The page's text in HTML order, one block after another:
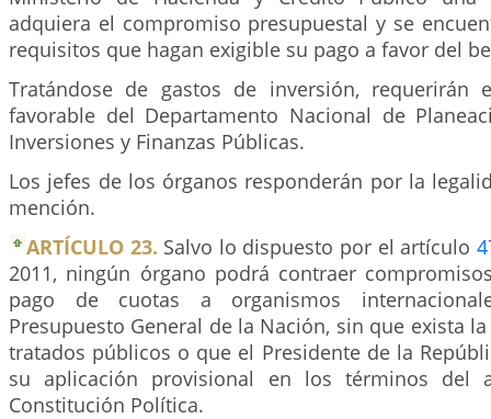
adquiera el compromiso presupuestal y se
requisitos que hagan exigible su pago a favor del
Tratándose de gastos de inversión, requerirán
favorable del Departamento Nacional de
Inversiones y Finanzas Públicas.
Los jefes de los órganos responderán por la
mención.
ARTÍCULO 23. Salvo lo dispuesto por el artículo
2011, ningún órgano podrá contraer
pago de cuotas a organismos
Presupuesto General de la Nación, sin que exista
tratados públicos o que el Presidente de la
su aplicación provisional en los términos del
Constitución Política.